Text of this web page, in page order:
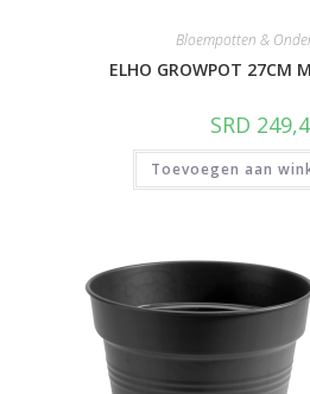
Bloempotten &
ELHO GROWPOT 27CM
SRD
Toevoegen aan